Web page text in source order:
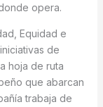
opera.
Equidad e
de
hoja de ruta
que abarcan
trabaja de